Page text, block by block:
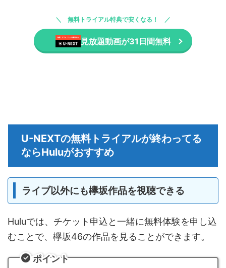
無料トライアル特典で安くなる！
見放題動画が31日間無料
U-NEXTの無料トライアルが終わってる
ならHuluがおすすめ
ライブ以外にも欅坂作品を視聴できる
Huluでは、チケット申込と一緒に無料体験を申し込
むことで、欅坂46の作品を見ることができます。
ポイント